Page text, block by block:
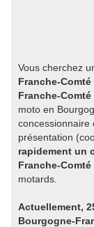
Vous cherchez
Franche-Comté
Franche-Comté
moto en
concessionnaire
présentation
rapidement un
Franche-Comté
motards.
Actuellement,
Bourgogne-